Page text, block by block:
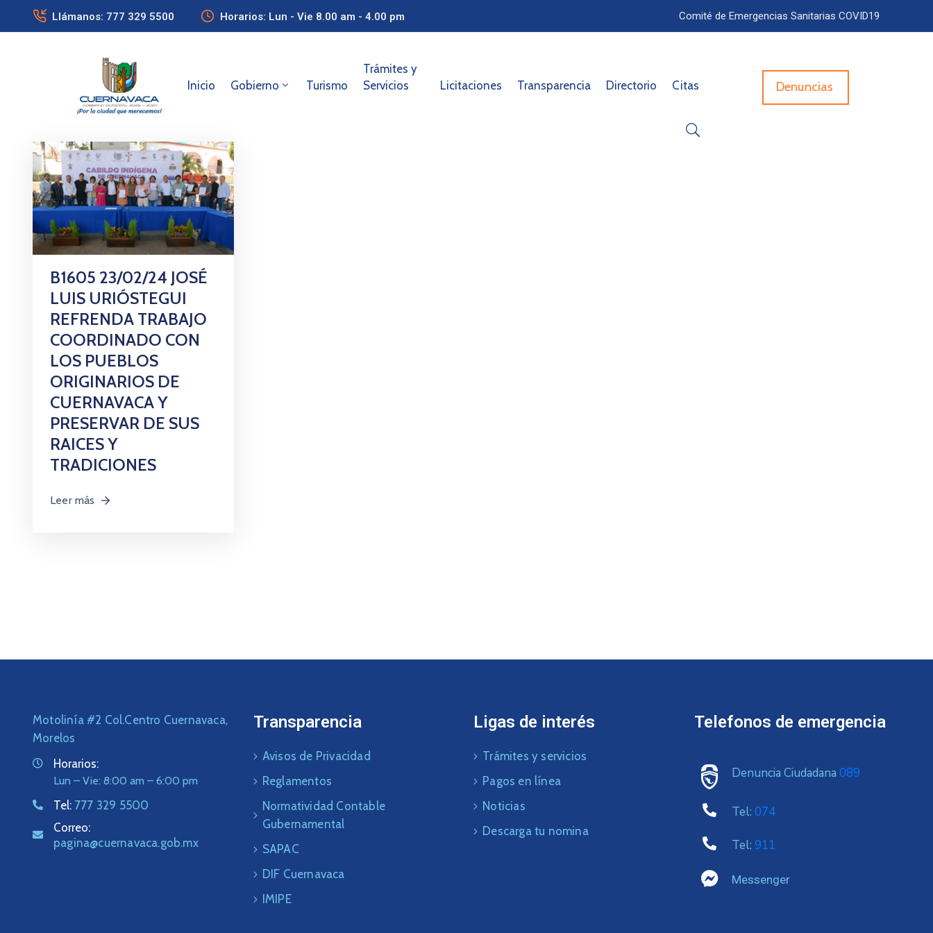
Llámanos: 777 329 5500 Horarios: Lun - Vie 8.00 am - 4.00 pm Comité de Emergencias Sanitarias COVID19
Inicio Gobierno Turismo
Trámites y
Servicios
Licitaciones Transparencia Directorio Citas Denuncias
B1605 23/02/24 JOSÉ
LUIS URIÓSTEGUI
REFRENDA TRABAJO
COORDINADO CON
LOS PUEBLOS
ORIGINARIOS DE
CUERNAVACA Y
PRESERVAR DE SUS
RAICES Y
TRADICIONES
Leer más
Motolinía #2 Col.Centro Cuernavaca,
Morelos
Horarios:
Lun – Vie: 8:00 am – 6:00 pm
Tel: 777 329 5500
Correo:
pagina@cuernavaca.gob.mx
Transparencia
Avisos de Privacidad
Reglamentos
Normatividad Contable
Gubernamental
SAPAC
DIF Cuernavaca
IMIPE
Ligas de interés
Trámites y servicios
Pagos en línea
Noticias
Descarga tu nomina
Telefonos de emergencia
Denuncia Ciudadana 089
Tel: 074
Tel: 911
Messenger